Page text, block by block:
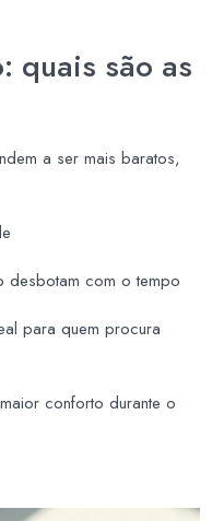
quais são as
a ser mais baratos,
desbotam com o tempo
para quem procura
conforto durante o